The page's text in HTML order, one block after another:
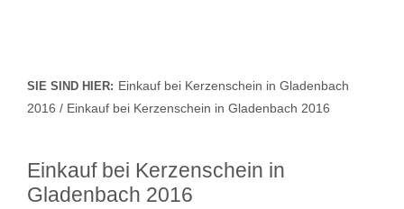
SIE SIND HIER: Einkauf bei Kerzenschein in Gladenbach
2016 / Einkauf bei Kerzenschein in Gladenbach 2016
Einkauf bei Kerzenschein in
Gladenbach 2016